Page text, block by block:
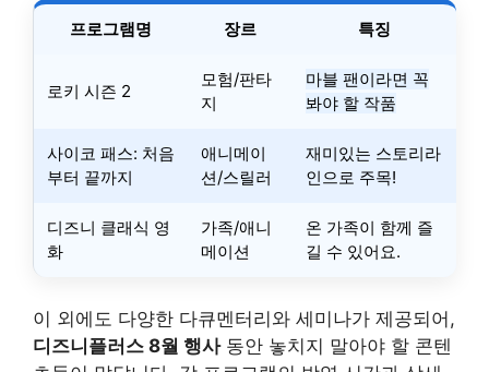
프로그램명 장르 특징
로키 시즌 2
모험/판타
지
마블 팬이라면 꼭
봐야 할 작품
사이코 패스: 처음
부터 끝까지
애니메이
션/스릴러
재미있는 스토리라
인으로 주목!
디즈니 클래식 영
화
가족/애니
메이션
온 가족이 함께 즐
길 수 있어요.
이 외에도 다양한 다큐멘터리와 세미나가 제공되어,
디즈니플러스 8월 행사동안 놓치지 말아야 할 콘텐